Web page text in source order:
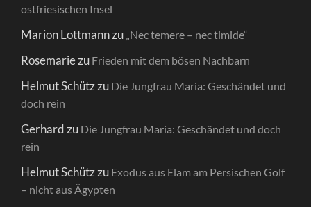
ostfriesischen Insel
Marion Lottmannzu „Nec temere – nec timide“
Rosemariezu Frieden mit dem bösen Nachbarn
Helmut Schützzu Die Jungfrau Maria: Geschändet und
doch rein
Gerhardzu Die Jungfrau Maria: Geschändet und doch
rein
Helmut Schützzu Exodus aus Elam am Persischen Golf
– nicht aus Ägypten